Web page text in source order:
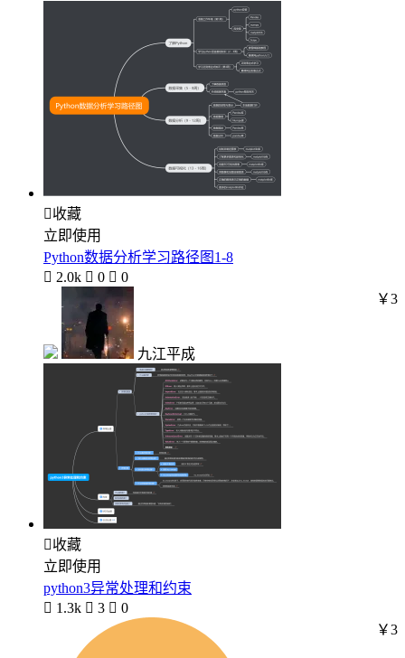
收藏
立即使用
Python数据分析学习路径图1-8
 2.0k  0  0
九江平成
￥3
收藏
立即使用
python3异常处理和约束
 1.3k  3  0
￥3